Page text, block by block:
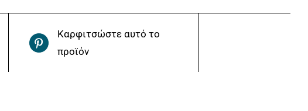
Καρφιτσώστε αυτό το
προϊόν